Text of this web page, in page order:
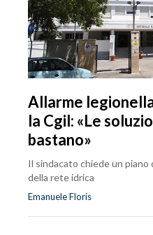
Allarme
la Cgil: «Le
bastano»
Il sindacato chiede un
della rete idrica
Emanuele Floris